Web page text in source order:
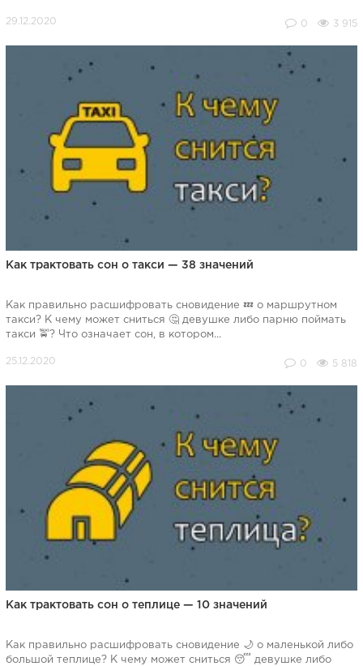
0 3 915
Как трактовать сон о такси — 38 значений
Как правильно расшифровать сновидение 💤 о маршрутном
такси? К чему может сниться 🤔 девушке либо парню поймать
такси 🚖? Что означает сон, в котором...
0 5 818
Как трактовать сон о теплице — 10 значений
Как правильно расшифровать сновидение 🌙 о маленькой либо
большой теплице? К чему может сниться 😴 девушке либо